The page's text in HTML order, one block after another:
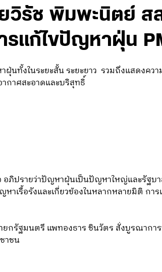
ยวิรัช พิมพะนิตย์
แก้ไขปัญหาฝุ่น
นทั้งในระยะสั้น ระยะยาว รวมถึงแสดงคว
กาศสะอาดและบริสุทธิ์
ภิปรายว่าปัญหาฝุ่นเป็นปัญหาใหญ่และรัฐบ
เรื้อรังและเกี่ยวข้องในหลากหลายมิติ การ
กรัฐมนตรี แพทองธาร ชินวัตร สั่งบูรณาการ
าชน